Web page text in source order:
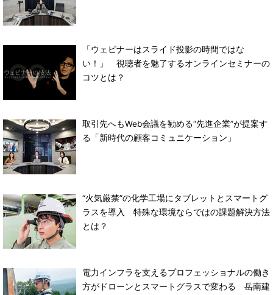
「ウェビナーはスライド投影の時間ではな
い！」 視聴者を魅了するオンラインセミナーの
コツとは？
取引先へもWeb会議を勧める“先進企業”が提案す
る「新時代の顧客コミュニケーション」
“火気厳禁”の化学工場にタブレットとスマートグ
ラスを導入 特殊な環境ならではの課題解決方法
とは？
電力インフラを支えるプロフェッショナルの働き
方がドローンとスマートグラスで変わる 岳南建